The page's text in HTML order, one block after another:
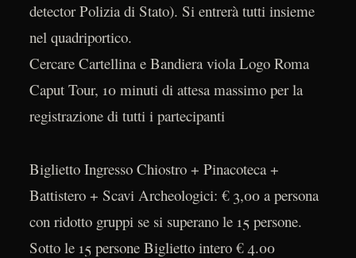
detector Polizia di Stato). Si entrerà tutti insieme
nel quadriportico.
Cercare Cartellina e Bandiera viola Logo Roma
Caput Tour, 10 minuti di attesa massimo per la
registrazione di tutti i partecipanti
Biglietto Ingresso Chiostro + Pinacoteca +
Battistero + Scavi Archeologici: € 3,00 a persona
con ridotto gruppi se si superano le 15 persone.
Sotto le 15 persone Biglietto intero € 4.00